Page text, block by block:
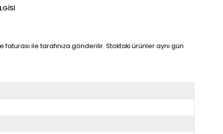
ile tarafınıza gönderilir. Stoktaki ürünler aynı gün